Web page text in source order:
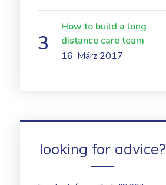
How to build a long
distance care team
16. März 2017
looking for advice?